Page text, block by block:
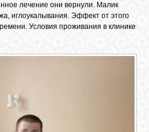
лечение они вернули. Малик
иглоукалывания. Эффект от этого
Условия проживания в клинике